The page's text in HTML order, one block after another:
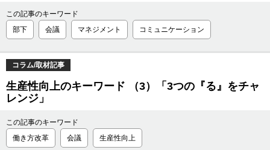
この記事のキーワード
部下
会議 マネジメント コミュニケーション
コラム/取材記事
生産性向上のキーワード （3）「3つの『る』をチャ
レンジ」
この記事のキーワード
働き方改革
会議 生産性向上